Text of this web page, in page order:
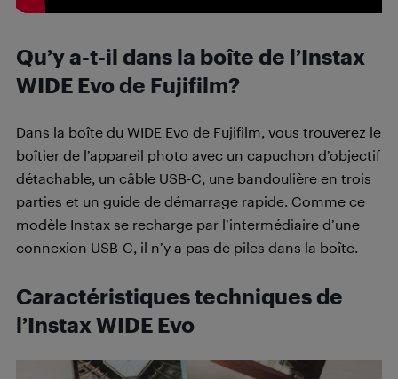
Qu’y a-t-il dans la boîte de l’Instax
WIDE Evo de Fujifilm?
Dans la boîte du WIDE Evo de Fujifilm, vous trouverez le
boîtier de l’appareil photo avec un capuchon d’objectif
détachable, un câble USB-C, une bandoulière en trois
parties et un guide de démarrage rapide. Comme ce
modèle Instax se recharge par l’intermédiaire d’une
connexion USB-C, il n’y a pas de piles dans la boîte.
Caractéristiques techniques de
l’Instax WIDE Evo